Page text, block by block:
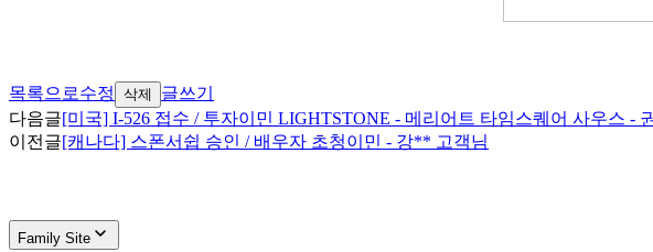
목록으로수정 삭제
글쓰기
다음글[미국] I-526 접수 / 투자이민 LIGHTSTONE - 메리어트 타임스퀘어 사우스 -
이전글[캐나다] 스폰서쉽 승인 / 배우자 초청이민 - 강** 고객님
Family Site